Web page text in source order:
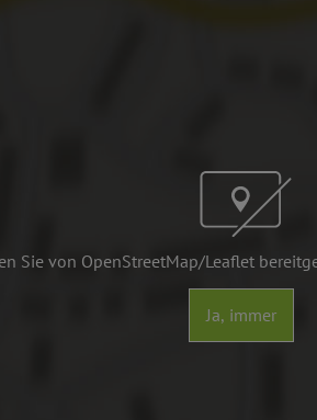
Sie von OpenStreetMap/Leaflet
Ja, immer